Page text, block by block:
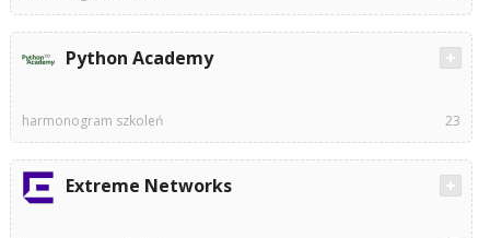
Python Academy
harmonogram szkoleń 23
Extreme Networks